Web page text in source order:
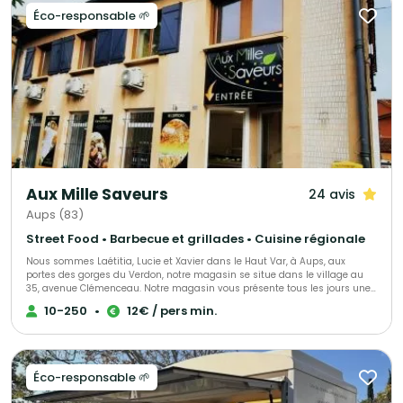
Éco-responsable 🌱
Aux Mille Saveurs 24 avis
Aups (83)
Street Food • Barbecue et grillades • Cuisine régionale
Nous sommes Laétitia, Lucie et Xavier dans le Haut Var, à Aups, aux
portes des gorges du Verdon, notre magasin se situe dans le village au
35, avenue Clémenceau. Notre magasin vous présente tous les jours une
gamme de plats à emporter de l'entrée au dessert, nous vous proposons
également nos services pour toutes vos réceptions, mariages, cocktails,
10-250 • 12€ / pers min.
Éco-responsable 🌱